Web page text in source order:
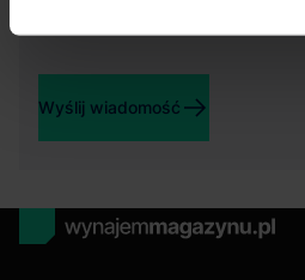
Wyślij wiadomość